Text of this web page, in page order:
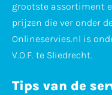
grootste assortiment
prijzen die ver onder
Onlineservies.nl is
V.O.F. te Sliedrecht.
Tips van de